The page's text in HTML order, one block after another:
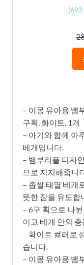
(693
– 이몽 유아용 뱀
구획, 화이트, 1개
– 아기와 함께 아
베개입니다.
– 뱀부리플 디자
으로 지지해줍니
– 좁쌀 태열 베개
뜻한 잠을 유도합
– 6구 획으로 나
이고 베개 안의
– 화이트 컬러로
습니다.
– 이몽 유아용 뱀